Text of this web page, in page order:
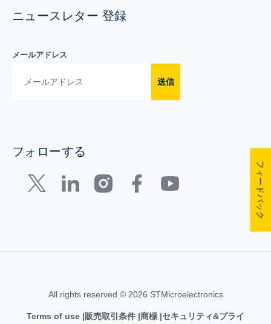
ニュースレター 登録
メールアドレス
送信
フォローする
All rights reserved © 2026 STMicroelectronics
Terms of use 販売取引条件 商標 セキュリティ&プライ
フィードバック